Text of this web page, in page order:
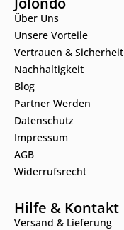
Über Uns
Unsere Vorteile
Vertrauen & Sicherheit
Nachhaltigkeit
Blog
Partner Werden
Datenschutz
Impressum
AGB
Widerrufsrecht
Hilfe & Kontakt
Versand & Lieferung